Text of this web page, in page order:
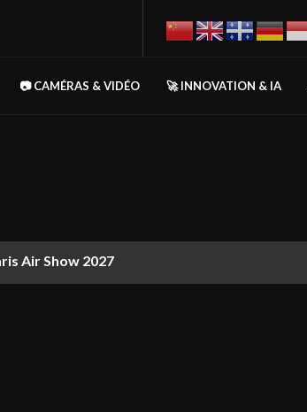
📷 CAMÉRAS & VIDÉO 🚀 INNOVATION & IA
Air Show 2027